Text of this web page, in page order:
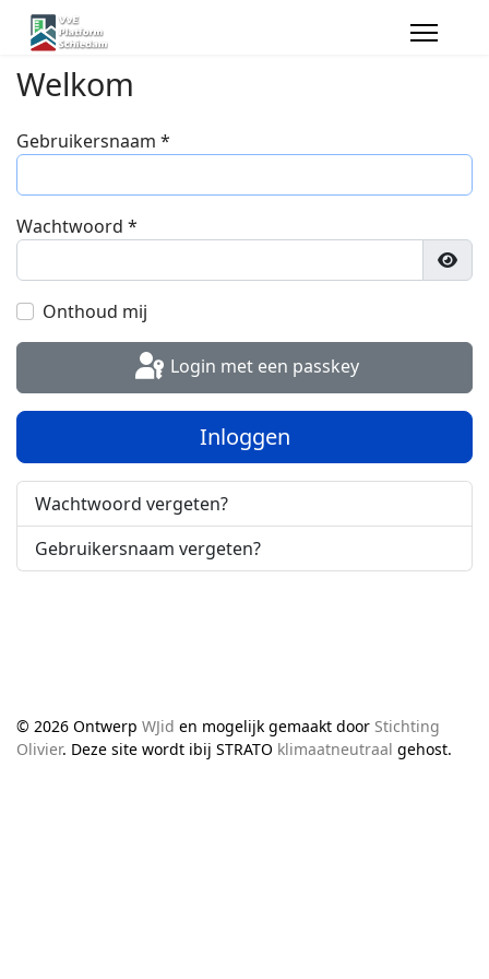
Welkom
Gebruikersnaam *
Wachtwoord *
Onthoud mij
Login met een passkey
Inloggen
Wachtwoord vergeten?
Gebruikersnaam vergeten?
© 2026 Ontwerp WJid en mogelijk gemaakt door Stichting
Olivier. Deze site wordt ibij STRATO klimaatneutraal gehost.